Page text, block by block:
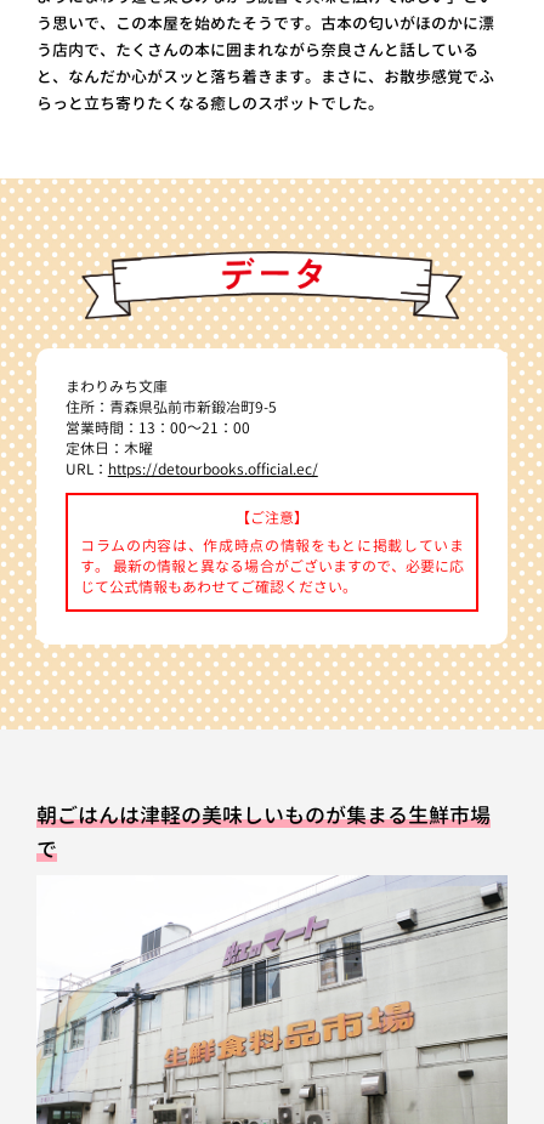
う思いで、この本屋を始めたそうです。古本の匂いがほのかに漂
う店内で、たくさんの本に囲まれながら奈良さんと話している
と、なんだか心がスッと落ち着きます。まさに、お散歩感覚でふ
らっと立ち寄りたくなる癒しのスポットでした。
まわりみち文庫
住所：青森県弘前市新鍛冶町9-5
営業時間：13：00～21：00
定休日：木曜
URL： https://detourbooks.official.ec/
【ご注意】
コラムの内容は、作成時点の情報をもとに掲載していま
す。 最新の情報と異なる場合がございますので、必要に応
じて公式情報もあわせてご確認ください。
朝ごはんは津軽の美味しいものが集まる生鮮市場
で